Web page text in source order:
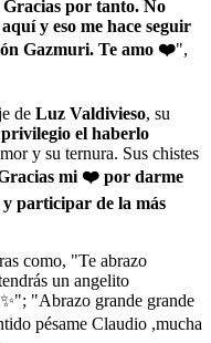
por tanto. No
y eso me hace seguir
Gazmuri. Te amo ❤️",
de Luz Valdivieso, su
el haberlo
y su ternura. Sus chistes
mi ❤️ por darme
y participar de la más
como, "Te abrazo
un angelito
"Abrazo grande grande
pésame Claudio ,mucha